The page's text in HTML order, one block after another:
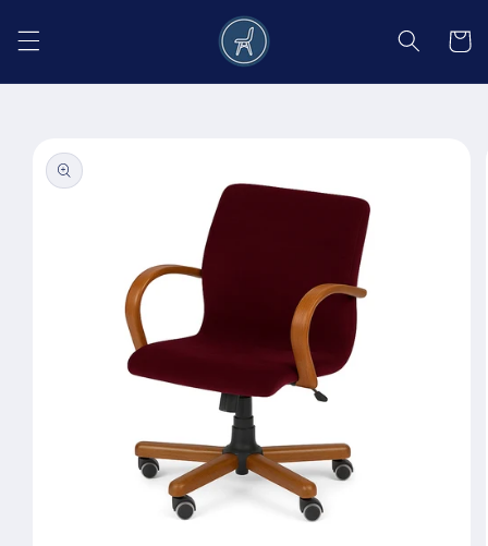
conținut
Coș
informațiile
despre
produs